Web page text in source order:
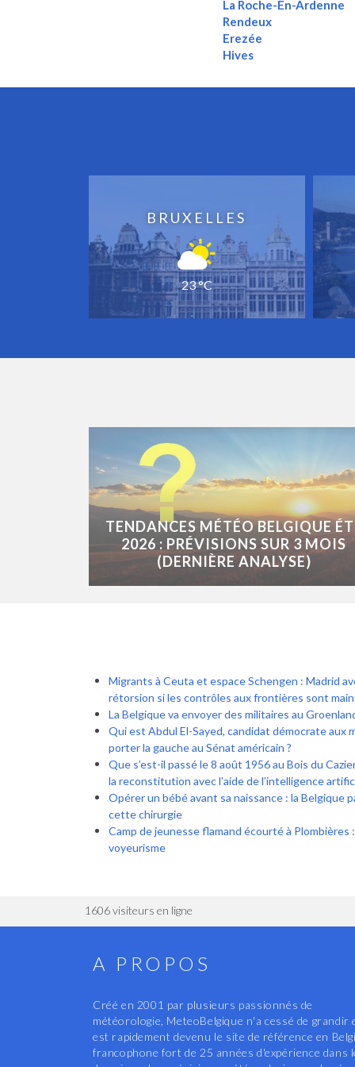
La Roche-En-Ardenne
Rendeux
Erezée
Hives
BRUXELLES
23 °C
TENDANCES MÉTÉO BELGIQUE
2026 : PRÉVISIONS SUR 3 MOIS
(DERNIÈRE ANALYSE)
Migrants à Ceuta et espace Schengen : Madrid
rétorsion si les contrôles aux frontières sont
La Belgique va envoyer des militaires au
Qui est Abdul El-Sayed, candidat démocrate aux
porter la gauche au Sénat américain ?
Que s’est-il passé le 8 août 1956 au Bois du
la reconstitution avec l’aide de l’intelligence
Opérer un bébé avant sa naissance : la Belgique
cette chirurgie
Camp de jeunesse flamand écourté à
voyeurisme
1606 visiteurs en ligne
A PROPOS
Créé en 2001 par plusieurs passionnés de
météorologie, MeteoBelgique n'a cessé de grandir
est rapidement devenu le site de référence en
francophone fort de 25 années d'expérience dans